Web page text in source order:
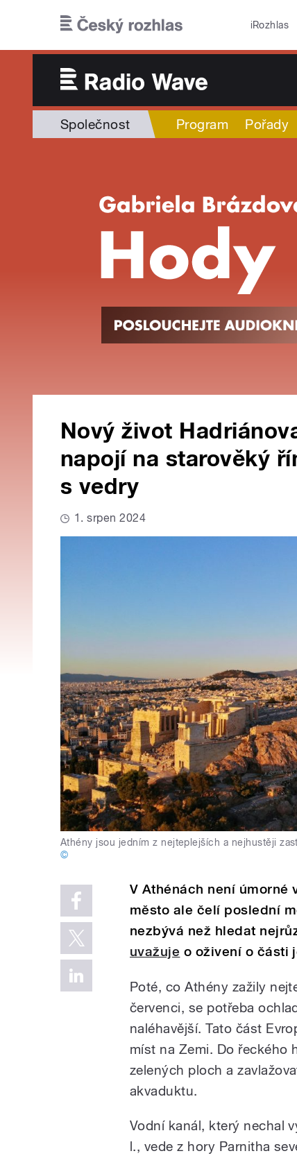
iRozhlas
Společnost Program Pořady
Nový život
napojí na starověký
s vedry
1. srpen 2024
Athény jsou jedním z nejteplejších a nejhustěji
©
V Athénách není úmorné
město ale čelí poslední
nezbývá než hledat
uvažuje o oživení o části
Poté, co Athény zažily
červenci, se potřeba
naléhavější. Tato část
míst na Zemi. Do řeckého
zelených ploch a
akvaduktu.
Vodní kanál, který nechal
l., vede z hory Parnitha